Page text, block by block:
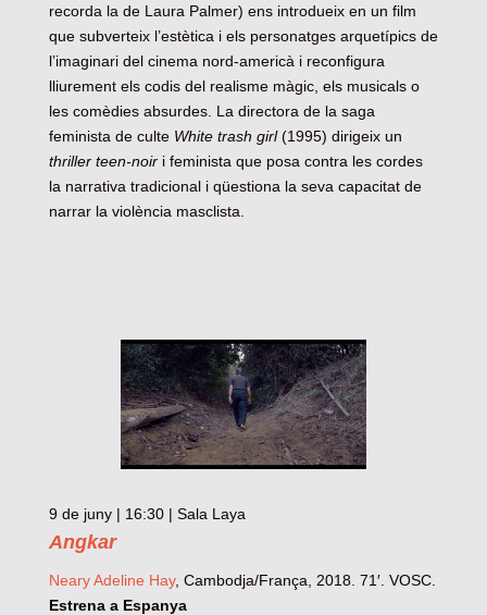
recorda la de Laura Palmer) ens introdueix en un film
que subverteix l’estètica i els personatges arquetípics de
l’imaginari del cinema nord-americà i reconfigura
lliurement els codis del realisme màgic, els musicals o
les comèdies absurdes. La directora de la saga
feminista de culte White trash girl(1995) dirigeix un
thriller teen-noiri feminista que posa contra les cordes
la narrativa tradicional i qüestiona la seva capacitat de
narrar la violència masclista.
9 de juny | 16:30 | Sala Laya
Angkar
Neary Adeline Hay, Cambodja/França, 2018. 71′. VOSC.
Estrena a Espanya